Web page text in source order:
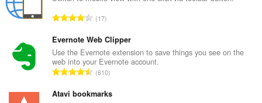
Ö
s
z
e
s
r
17
Evernote Web Clipper
Use the Evernote extension to save things you see on the
web into your Evernote account.
Ö
s
610
Atavi bookmarks